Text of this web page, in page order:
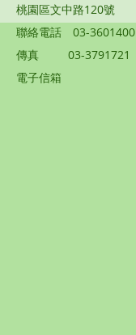
桃園區文中路120號
聯絡電話
03-3601400
傳真
03-3791721
電子信箱